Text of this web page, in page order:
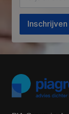
Inschrijven